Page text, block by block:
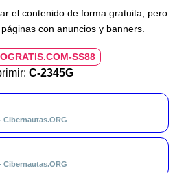
el contenido de forma gratuita, pero
con anuncios y banners.
SS88
C-2345G
Cibernautas.ORG
Cibernautas.ORG